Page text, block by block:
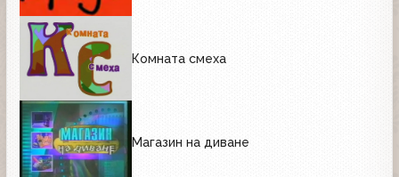
Комната смеха
Магазин на диване